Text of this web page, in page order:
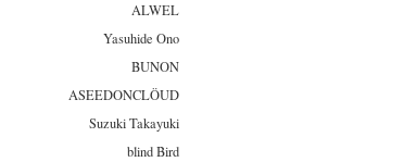
ALWEL
Yasuhide Ono
BUNON
ASEEDONCLÖUD
Suzuki Takayuki
blind Bird